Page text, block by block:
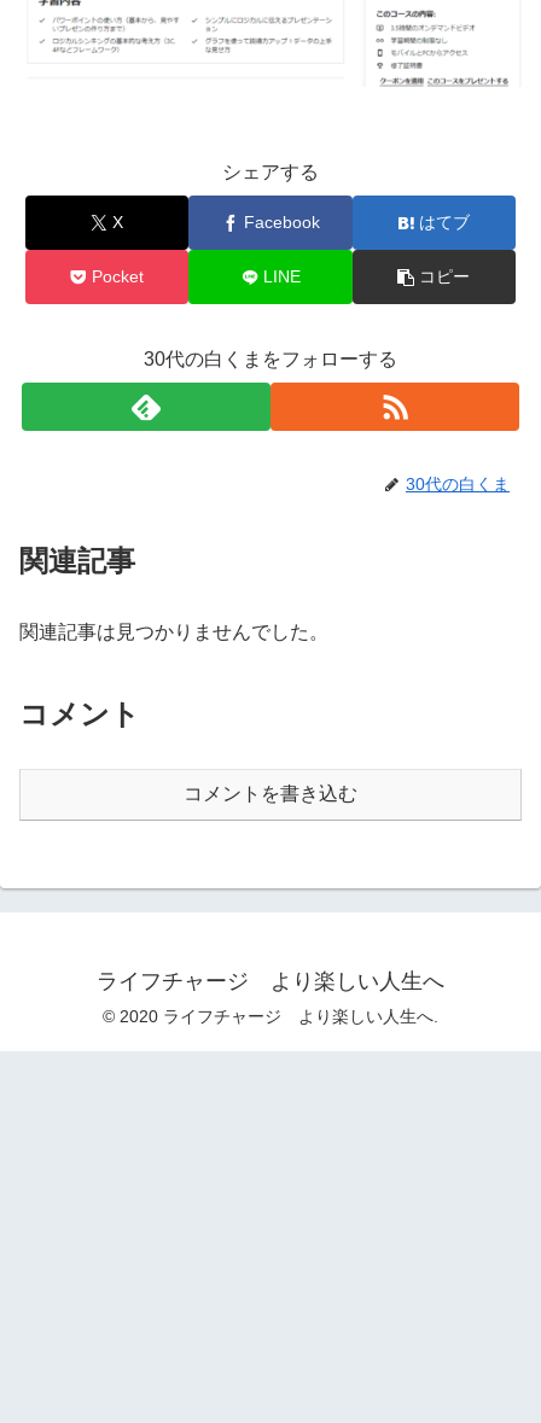
シェアする
X Facebook はてブ
Pocket LINE コピー
30代の白くまをフォローする
30代の白くま
関連記事
関連記事は見つかりませんでした。
コメント
コメントを書き込む
ライフチャージ より楽しい人生へ
© 2020 ライフチャージ より楽しい人生へ.